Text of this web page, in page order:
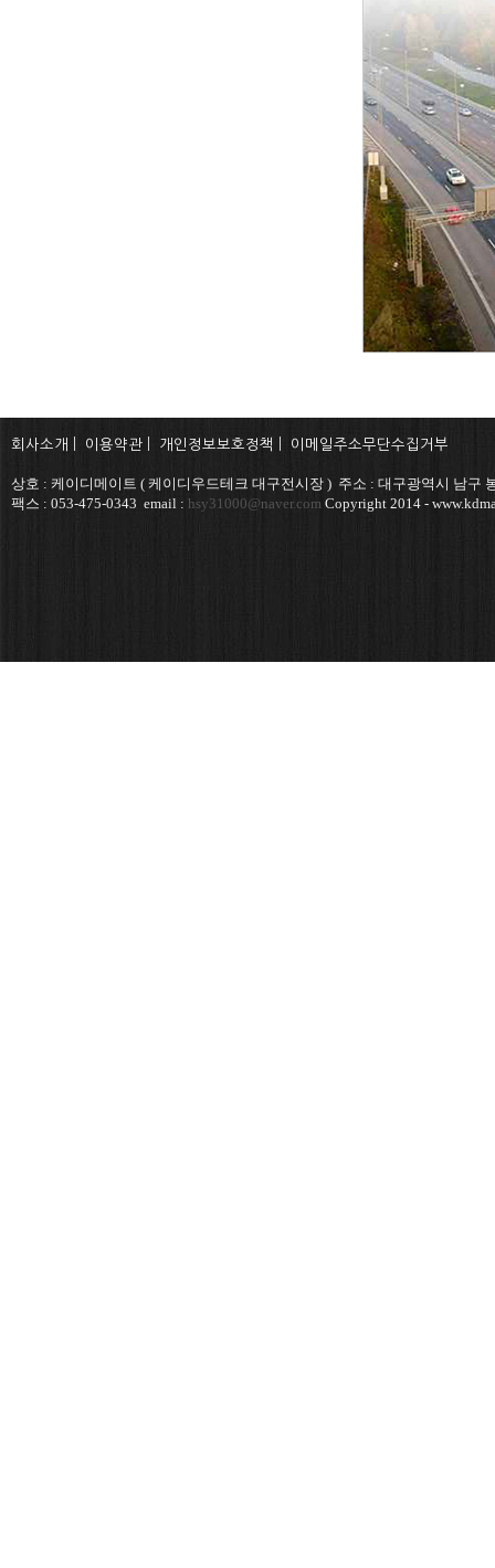
회사소개 이용약관 개인정보보호정책 이메일주소무단수집거부
상호 : 케이디메이트 ( 케이디우드테크 대구전시장 ) 주소 : 대구광역시 남구
팩스 : 053-475-0343 email : hsy31000@naver.com Copyright 2014 -